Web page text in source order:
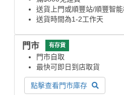
送貨上門或順豐站/順豐智
送貨時間為1-2工作天
門市 有存貨
門市自取
最快可即日到店取貨
點擊查看門市庫存